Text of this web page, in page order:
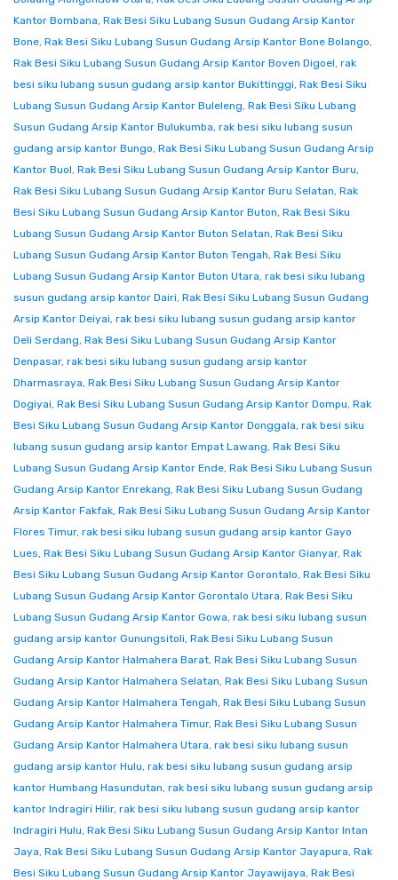
Kantor Bombana, Rak Besi Siku Lubang Susun Gudang Arsip Kantor
Bone, Rak Besi Siku Lubang Susun Gudang Arsip Kantor Bone Bolango,
Rak Besi Siku Lubang Susun Gudang Arsip Kantor Boven Digoel, rak
besi siku lubang susun gudang arsip kantor Bukittinggi, Rak Besi Siku
Lubang Susun Gudang Arsip Kantor Buleleng, Rak Besi Siku Lubang
Susun Gudang Arsip Kantor Bulukumba, rak besi siku lubang susun
gudang arsip kantor Bungo, Rak Besi Siku Lubang Susun Gudang Arsip
Kantor Buol, Rak Besi Siku Lubang Susun Gudang Arsip Kantor Buru,
Rak Besi Siku Lubang Susun Gudang Arsip Kantor Buru Selatan, Rak
Besi Siku Lubang Susun Gudang Arsip Kantor Buton, Rak Besi Siku
Lubang Susun Gudang Arsip Kantor Buton Selatan, Rak Besi Siku
Lubang Susun Gudang Arsip Kantor Buton Tengah, Rak Besi Siku
Lubang Susun Gudang Arsip Kantor Buton Utara, rak besi siku lubang
susun gudang arsip kantor Dairi, Rak Besi Siku Lubang Susun Gudang
Arsip Kantor Deiyai, rak besi siku lubang susun gudang arsip kantor
Deli Serdang, Rak Besi Siku Lubang Susun Gudang Arsip Kantor
Denpasar, rak besi siku lubang susun gudang arsip kantor
Dharmasraya, Rak Besi Siku Lubang Susun Gudang Arsip Kantor
Dogiyai, Rak Besi Siku Lubang Susun Gudang Arsip Kantor Dompu, Rak
Besi Siku Lubang Susun Gudang Arsip Kantor Donggala, rak besi siku
lubang susun gudang arsip kantor Empat Lawang, Rak Besi Siku
Lubang Susun Gudang Arsip Kantor Ende, Rak Besi Siku Lubang Susun
Gudang Arsip Kantor Enrekang, Rak Besi Siku Lubang Susun Gudang
Arsip Kantor Fakfak, Rak Besi Siku Lubang Susun Gudang Arsip Kantor
Flores Timur, rak besi siku lubang susun gudang arsip kantor Gayo
Lues, Rak Besi Siku Lubang Susun Gudang Arsip Kantor Gianyar, Rak
Besi Siku Lubang Susun Gudang Arsip Kantor Gorontalo, Rak Besi Siku
Lubang Susun Gudang Arsip Kantor Gorontalo Utara, Rak Besi Siku
Lubang Susun Gudang Arsip Kantor Gowa, rak besi siku lubang susun
gudang arsip kantor Gunungsitoli, Rak Besi Siku Lubang Susun
Gudang Arsip Kantor Halmahera Barat, Rak Besi Siku Lubang Susun
Gudang Arsip Kantor Halmahera Selatan, Rak Besi Siku Lubang Susun
Gudang Arsip Kantor Halmahera Tengah, Rak Besi Siku Lubang Susun
Gudang Arsip Kantor Halmahera Timur, Rak Besi Siku Lubang Susun
Gudang Arsip Kantor Halmahera Utara, rak besi siku lubang susun
gudang arsip kantor Hulu, rak besi siku lubang susun gudang arsip
kantor Humbang Hasundutan, rak besi siku lubang susun gudang arsip
kantor Indragiri Hilir, rak besi siku lubang susun gudang arsip kantor
Indragiri Hulu, Rak Besi Siku Lubang Susun Gudang Arsip Kantor Intan
Jaya, Rak Besi Siku Lubang Susun Gudang Arsip Kantor Jayapura, Rak
Besi Siku Lubang Susun Gudang Arsip Kantor Jayawijaya, Rak Besi